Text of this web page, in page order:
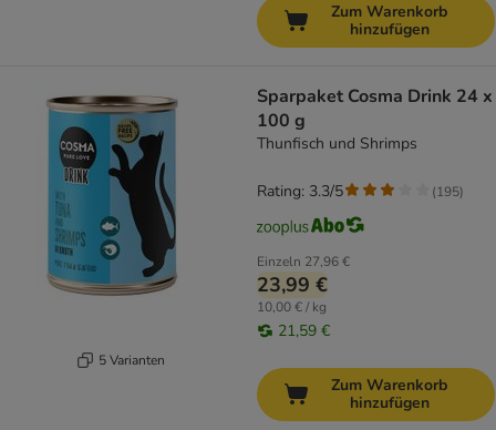
Zum Warenkorb
hinzufügen
5 Varianten
Sparpaket Cosma Drink 24 x
100 g
Thunfisch und Shrimps
Einzeln 27,96 €
23,99 €
10,00 € / kg
21,59 €
Rating: 3.3/5 (195)
Zum Warenkorb
hinzufügen